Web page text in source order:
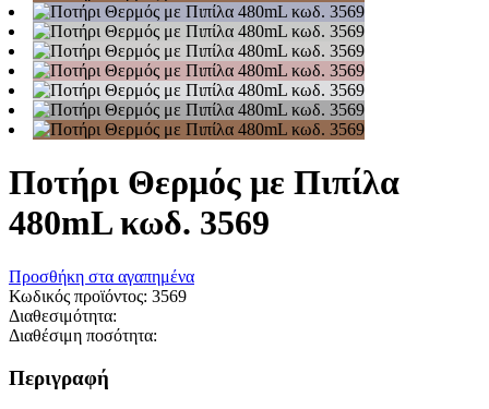
Ποτήρι Θερμός με Πιπίλα
480mL κωδ. 3569
Προσθήκη στα αγαπημένα
Κωδικός προϊόντος: 3569
Διαθεσιμότητα:
Διαθέσιμη ποσότητα:
Περιγραφή